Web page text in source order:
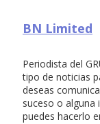
BN Limited
Periodista del
tipo de noticias
deseas
suceso o alguna
puedes hacerlo